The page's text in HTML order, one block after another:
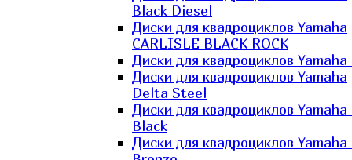
Black Diesel
Диски для квадроциклов Yamaha
CARLISLE BLACK ROCK
Диски для квадроциклов Yamaha
Диски для квадроциклов Yamaha
Delta Steel
Диски для квадроциклов
Black
Диски для квадроциклов